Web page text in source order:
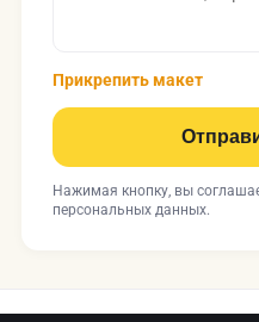
Прикрепить макет
Нажимая кнопку, вы
персональных данных.